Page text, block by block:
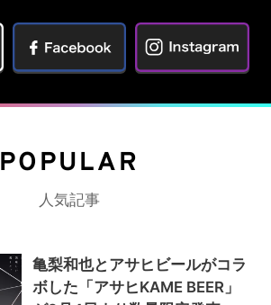
POPULAR
人気記事
亀梨和也とアサヒビールがコラ
ボした「アサヒKAME BEER」